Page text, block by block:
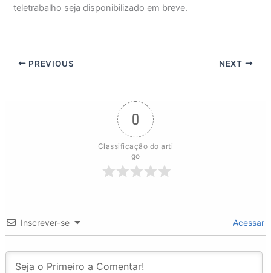
teletrabalho seja disponibilizado em breve.
PREVIOUS NEXT
0
Classificação do arti
go
Inscrever-se Acessar